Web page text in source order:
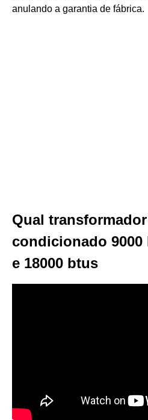
anulando a garantia de fábrica.
Qual
condicionado 9000
e 18000 btus